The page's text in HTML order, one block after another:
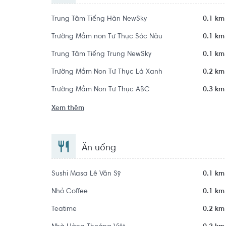
Trung Tâm Tiếng Hàn NewSky 0.1 km
Trường Mầm non Tư Thục Sóc Nâu 0.1 km
Trung Tâm Tiếng Trung NewSky 0.1 km
Trường Mầm Non Tư Thục Lá Xanh 0.2 km
Trường Mầm Non Tư Thục ABC 0.3 km
Xem thêm
Ăn uống
Sushi Masa Lê Văn Sỹ 0.1 km
Nhỏ Coffee 0.1 km
Teatime 0.2 km